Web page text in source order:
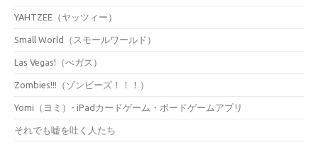
YAHTZEE（ヤッツィー）
Small World（スモールワールド）
Las Vegas!（べガス）
Zombies!!!（ゾンビーズ！！！）
Yomi（ヨミ）- iPadカードゲーム・ボードゲームアプリ
それでも嘘を吐く人たち